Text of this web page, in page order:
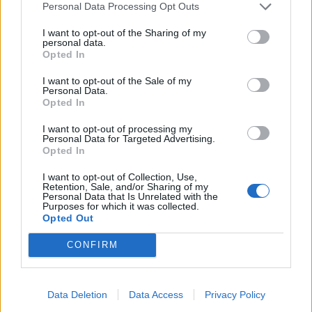
Personal Data Processing Opt Outs
I want to opt-out of the Sharing of my
personal data.
Opted In
I want to opt-out of the Sale of my
Personal Data.
Opted In
I want to opt-out of processing my
Personal Data for Targeted Advertising.
Opted In
I want to opt-out of Collection, Use,
Retention, Sale, and/or Sharing of my
Personal Data that Is Unrelated with the
Purposes for which it was collected.
Opted Out
CONFIRM
Data Deletion Data Access Privacy Policy
Η Χρηστίδου στην Κρήτη με stylish
cut-out μαγιό που αναδεικνύει την
κομψή & μαυρισμένη σιλουέτα της
SHOWBIZ
εφαρμοστό σικ φόρεμα και wet look
- Μαγνήτισε όλα τα βλέμματα
SHOWBIZ
Σταματίνα Τσιμτσιλή: Η εξόρμηση
για ψάρεμα στην Πάρο με τον Θέμη
Σοφό και τον γιο τους
Τραγωδία στην Πάρο: Ο μπάρμαν του beach bar
βούτηξε για να σώσει τον 4χρονο που πνίγηκε στην
πισίνα